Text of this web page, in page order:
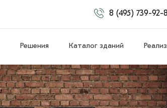
8 (495) 739-92-
Решения Каталог зданий